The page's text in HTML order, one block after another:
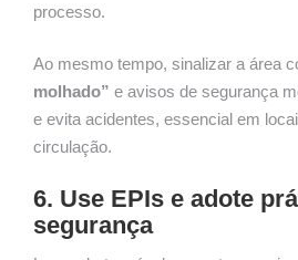
processo.
Ao mesmo tempo, sinalizar a área
molhado” e avisos de segurança
e evita acidentes, essencial em
circulação.
6. Use EPIs e adote
segurança